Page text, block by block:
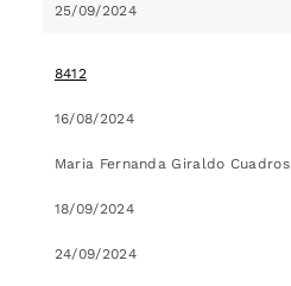
25/09/2024
8412
16/08/2024
Maria Fernanda Giraldo Cuadros
18/09/2024
24/09/2024